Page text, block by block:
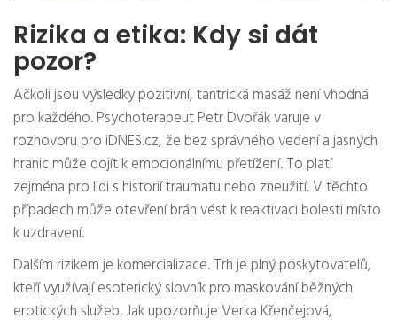
Rizika a etika: Kdy si dát
pozor?
Ačkoli jsou výsledky pozitivní, tantrická masáž není vhodná
pro každého. Psychoterapeut Petr Dvořák varuje v
rozhovoru pro iDNES.cz, že bez správného vedení a jasných
hranic může dojít k emocionálnímu přetížení. To platí
zejména pro lidi s historií traumatu nebo zneužití. V těchto
případech může otevření brán vést k reaktivaci bolesti místo
k uzdravení.
Dalším rizikem je komercializace. Trh je plný poskytovatelů,
kteří využívají esoterický slovník pro maskování běžných
erotických služeb. Jak upozorňuje Verka Křenčejová,